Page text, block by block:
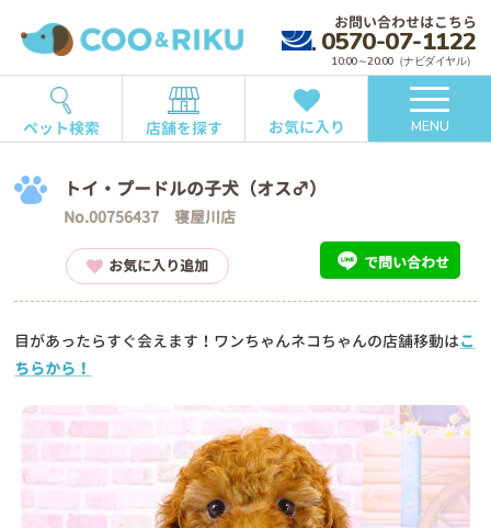
お問い合わせはこちら
0570-07-1122
10:00～20:00（ナビダイヤル）
ペット検索 店舗を探す お気に入り MENU
トイ・プードルの子犬（オス♂）
No.00756437 寝屋川店
お気に入り追加 で問い合わせ
目があったらすぐ会えます！ワンちゃんネコちゃんの店舗移動はこ
ちらから！